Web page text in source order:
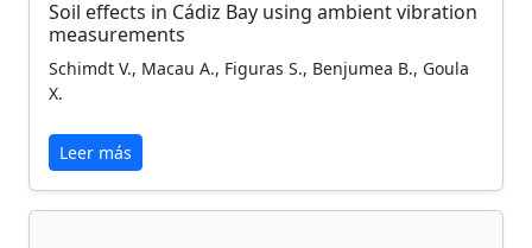
Soil effects in Cádiz Bay using ambient vibration
measurements
Schimdt V., Macau A., Figuras S., Benjumea B., Goula
X.
Leer más